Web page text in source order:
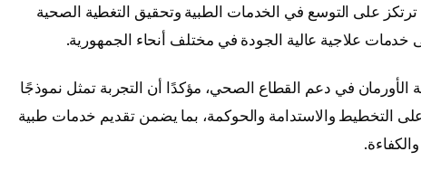
على التوسع في الخدمات الطبية وتحقيق التغطية الصحية
علاجية عالية الجودة في مختلف أنحاء الجمهورية.
الأورمان في دعم القطاع الصحي، مؤكدًا أن التجربة تمثل نموذجًا
التخطيط والاستدامة والحوكمة، بما يضمن تقديم خدمات طبية